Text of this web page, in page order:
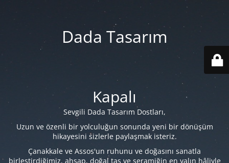
Dada Tasarım
Kapalı
Sevgili Dada Tasarım Dostları,
Uzun ve özenli bir yolculuğun sonunda yeni bir dönüşüm
hikayesini sizlerle paylaşmak isteriz.
Çanakkale ve Assos'un ruhunu ve doğasını sanatla
birleştirdiğimiz, ahşap, doğal taş ve seramiğin en yalın hâliyle